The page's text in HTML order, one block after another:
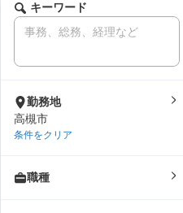
キーワード
勤務地
高槻市
条件をクリア
職種